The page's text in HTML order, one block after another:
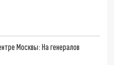
Москвы: На генералов